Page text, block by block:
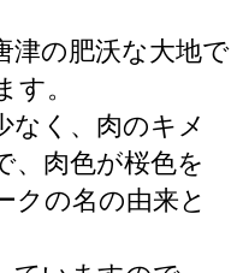
津の肥沃な大地で
す。
なく、肉のキメ
、肉色が桜色を
クの名の由来と